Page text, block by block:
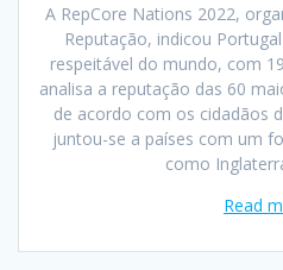
A RepCore Nations 2022,
Reputação, indicou
respeitável do mundo, com
analisa a reputação das 60
de acordo com os cidadãos
juntou-se a países com um
como
Read